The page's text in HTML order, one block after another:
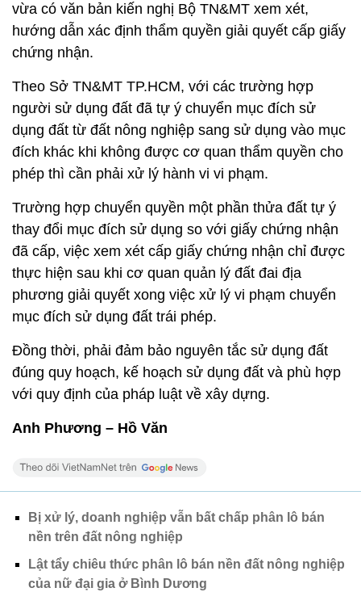
vừa có văn bản kiến nghị Bộ TN&MT xem xét,
hướng dẫn xác định thẩm quyền giải quyết cấp giấy
chứng nhận.
Theo Sở TN&MT TP.HCM, với các trường hợp
người sử dụng đất đã tự ý chuyển mục đích sử
dụng đất từ đất nông nghiệp sang sử dụng vào mục
đích khác khi không được cơ quan thẩm quyền cho
phép thì cần phải xử lý hành vi vi phạm.
Trường hợp chuyển quyền một phần thửa đất tự ý
thay đổi mục đích sử dụng so với giấy chứng nhận
đã cấp, việc xem xét cấp giấy chứng nhận chỉ được
thực hiện sau khi cơ quan quản lý đất đai địa
phương giải quyết xong việc xử lý vi phạm chuyển
mục đích sử dụng đất trái phép.
Đồng thời, phải đảm bảo nguyên tắc sử dụng đất
đúng quy hoạch, kế hoạch sử dụng đất và phù hợp
với quy định của pháp luật về xây dựng.
Anh Phương – Hồ Văn
Bị xử lý, doanh nghiệp vẫn bất chấp phân lô bán
nền trên đất nông nghiệp
Lật tẩy chiêu thức phân lô bán nền đất nông nghiệp
của nữ đại gia ở Bình Dương